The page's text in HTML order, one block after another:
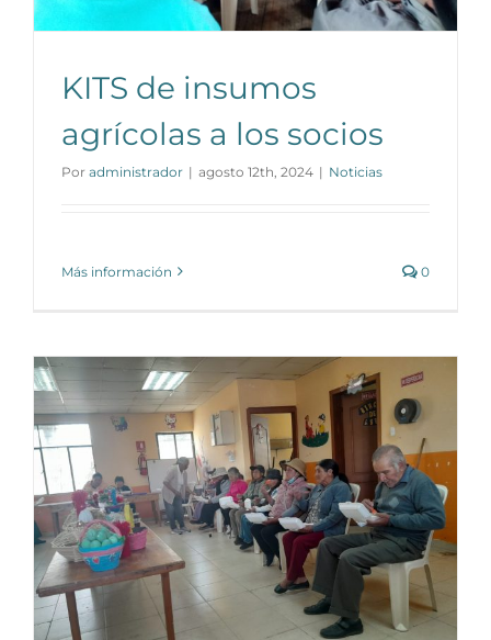
KITS de insumos
agrícolas a los socios
Por administrador | agosto 12th, 2024 | Noticias
Más información 0